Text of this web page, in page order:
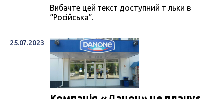
Вибачте цей текст доступний тільки в
“Російська”.
25.07.2023